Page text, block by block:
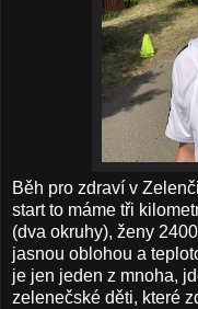
Běh pro zdraví v
start to máme tři
(dva okruhy), ženy
jasnou oblohou a
je jen jeden z mnoha,
zelenečské děti, které